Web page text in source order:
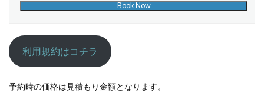
利用規約はコチラ
予約時の価格は見積もり金額となります。